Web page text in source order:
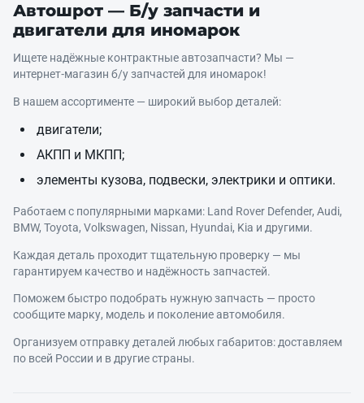
Автошрот — Б/у запчасти и
двигатели для иномарок
Ищете надёжные контрактные автозапчасти? Мы —
интернет‑магазин б/у запчастей для иномарок!
В нашем ассортименте — широкий выбор деталей:
двигатели;
АКПП и МКПП;
элементы кузова, подвески, электрики и оптики.
Работаем с популярными марками: Land Rover Defender, Audi,
BMW, Toyota, Volkswagen, Nissan, Hyundai, Kia и другими.
Каждая деталь проходит тщательную проверку — мы
гарантируем качество и надёжность запчастей.
Поможем быстро подобрать нужную запчасть — просто
сообщите марку, модель и поколение автомобиля.
Организуем отправку деталей любых габаритов: доставляем
по всей России и в другие страны.